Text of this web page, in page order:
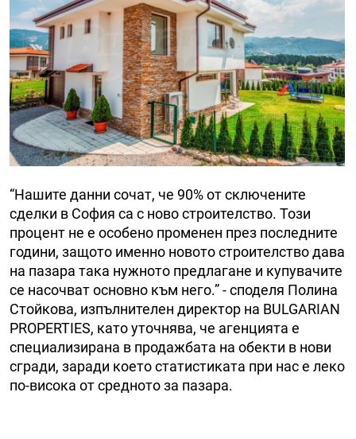
“Нашите данни сочат, че 90% от сключените
сделки в София са с ново строителство. Този
процент не е особено променен през последните
години, защото именно новото строителство дава
на пазара така нужното предлагане и купувачите
се насочват основно към него.” - споделя Полина
Стойкова, изпълнителен директор на BULGARIAN
PROPERTIES, като уточнява, че агенцията е
специализирана в продажбата на обекти в нови
сгради, заради което статистиката при нас е леко
по-висока от средното за пазара.